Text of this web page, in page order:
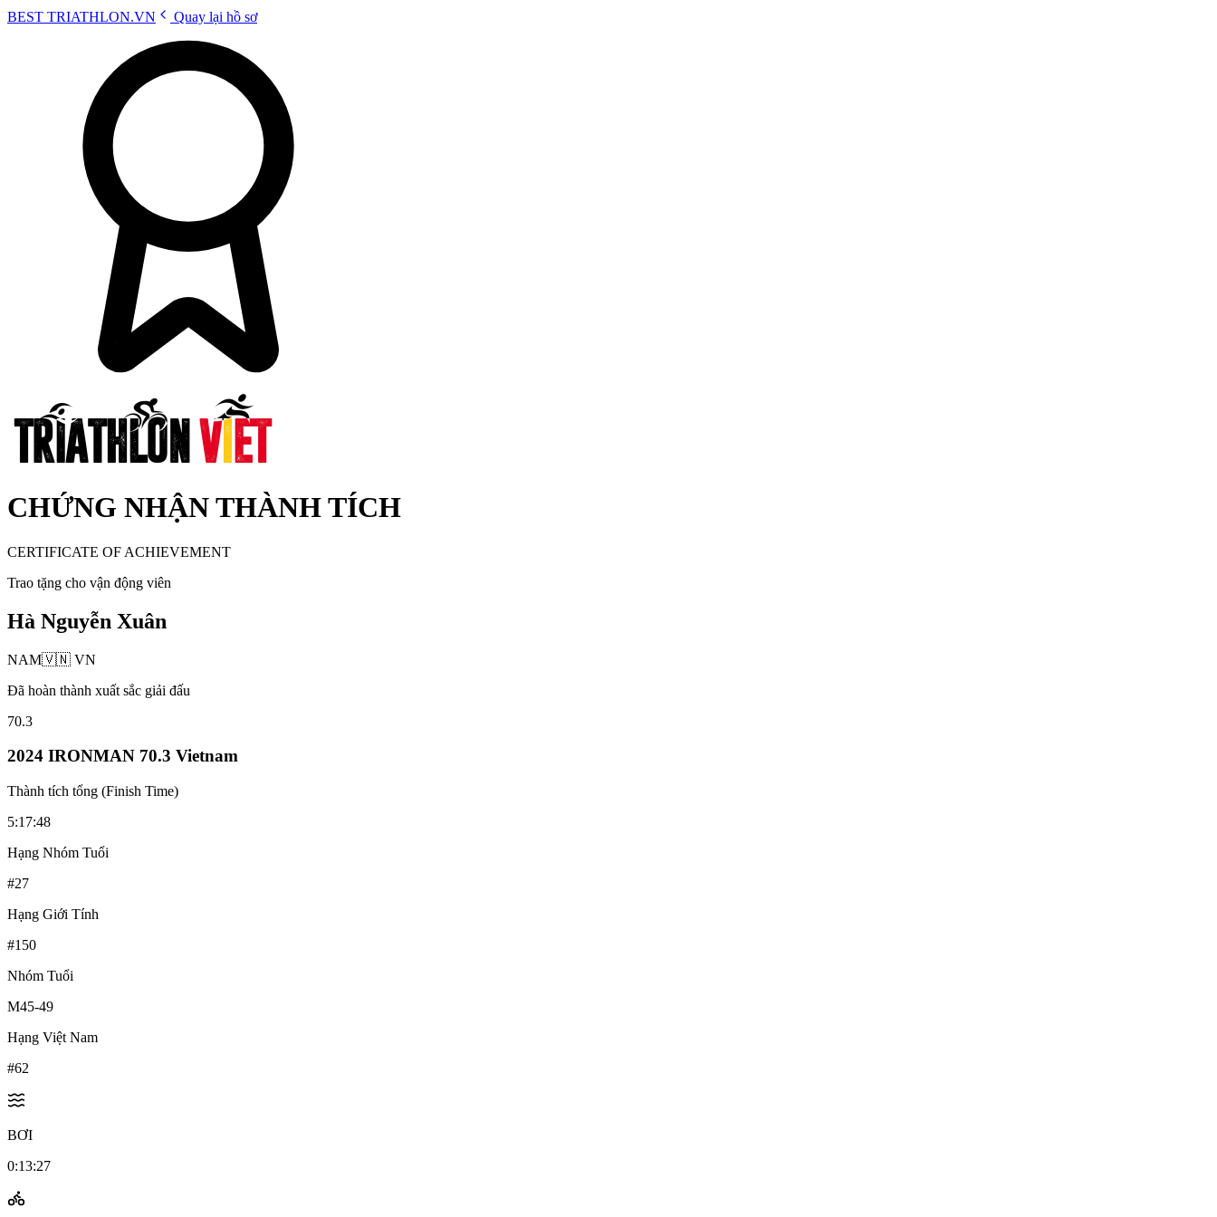
BEST TRIATHLON.VN Quay lại hồ sơ
CHỨNG NHẬN THÀNH TÍCH
CERTIFICATE OF ACHIEVEMENT
Trao tặng cho vận động viên
Hà Nguyễn Xuân
NAM🇻🇳 VN
Đã hoàn thành xuất sắc giải đấu
70.3
2024 IRONMAN 70.3 Vietnam
Thành tích tổng (Finish Time)
5:17:48
Hạng Nhóm Tuổi
#27
Hạng Giới Tính
#150
Nhóm Tuổi
M45-49
Hạng Việt Nam
#62
BƠI
0:13:27